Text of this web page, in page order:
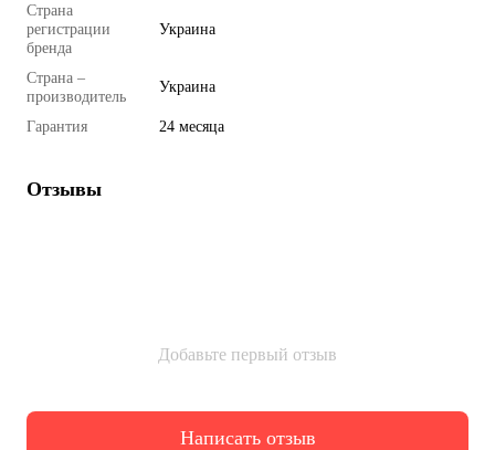
Страна
регистрации
бренда
Украина
Страна –
производитель
Украина
Гарантия 24 месяца
Отзывы
Добавьте первый отзыв
Написать отзыв